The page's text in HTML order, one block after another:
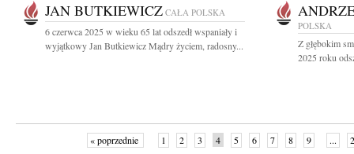
JAN BUTKIEWICZ CAŁA POLSKA
6 czerwca 2025 w wieku 65 lat odszedł wspaniały i
wyjątkowy Jan Butkiewicz Mądry życiem, radosny...
POLSKA
Z głębokim
2025 roku
« poprzednie 1 2 3 4 5 6 7 8 9 ...